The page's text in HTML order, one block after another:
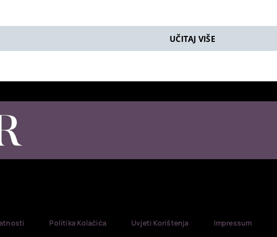
UČITAJ VIŠE
Politika Kolačića Uvjeti Korištenja Impressum